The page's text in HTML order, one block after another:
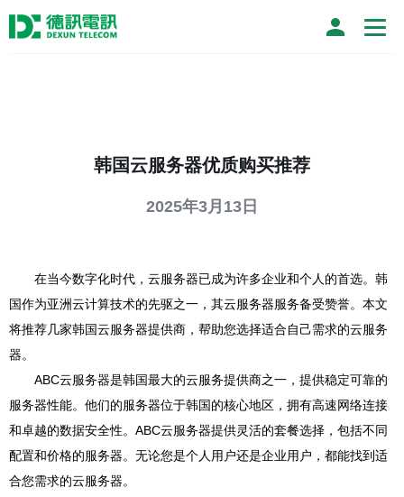
韩国云服务器优质购买推荐
2025年3月13日
在当今数字化时代，云服务器已成为许多企业和个人的首选。韩
国作为亚洲云计算技术的先驱之一，其云服务器服务备受赞誉。本文
将推荐几家韩国云服务器提供商，帮助您选择适合自己需求的云服务
器。
ABC云服务器是韩国最大的云服务提供商之一，提供稳定可靠的
服务器性能。他们的服务器位于韩国的核心地区，拥有高速网络连接
和卓越的数据安全性。ABC云服务器提供灵活的套餐选择，包括不同
配置和价格的服务器。无论您是个人用户还是企业用户，都能找到适
合您需求的云服务器。